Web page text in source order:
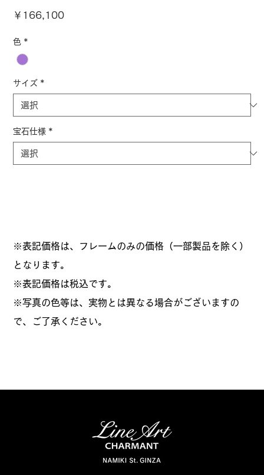
￥166,100価
色 *
サイズ *
宝石仕様 *
※表記価格は、フレームのみの価格（一部製品を除く）
となります。
​※表記価格は税込です。
※写真の色等は、実物とは異なる場合がございますの
で、ご了承ください。